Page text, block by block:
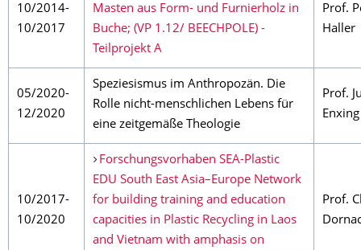
10/2014-
10/2017
Masten aus Form- und Furnierholz in
Buche; (VP 1.12/ BEECHPOLE) -
Teilprojekt A
Prof.
Haller
05/2020-
12/2020
Speziesismus im Anthropozän. Die
Rolle nicht-menschlichen Lebens für
eine zeitgemäße Theologie
Prof.
Enxing
10/2017-
10/2020
Forschungsvorhaben SEA-Plastic
EDU South East Asia–Europe Network
for building training and education
capacities in Plastic Recycling in Laos
and Vietnam with amphasis on
Prof.